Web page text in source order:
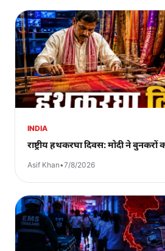
INDIA
राष्ट्रीय हथकरघा दिवस: मोदी ने बुनकरों
Asif Khan•7/8/2026